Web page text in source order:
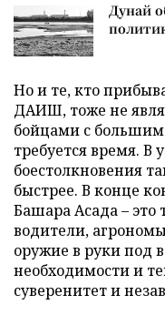
Дунай
Но и те, кто
ДАИШ, тоже не
бойцами с
требуется время. В
боестолкновения
быстрее. В конце
Башара Асада –
водители,
оружие в руки под
необходимости и
суверенитет и